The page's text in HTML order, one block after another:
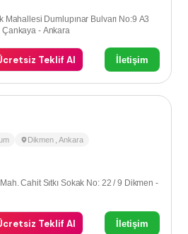
Mahallesi Dumlupınar Bulvarı No:9 A3
Çankaya - Ankara
Teklif Al İletişim
Dikmen ,Ankara
Cahit Sıtkı Sokak No: 22 / 9 Dikmen -
Teklif Al İletişim